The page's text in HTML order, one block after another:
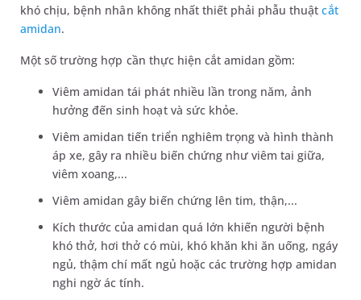
khó chịu, bệnh nhân không nhất thiết phải phẫu thuậtcắt
amidan.
Một số trường hợp cần thực hiện cắt amidan gồm:
Viêm amidan tái phát nhiều lần trong năm, ảnh
hưởng đến sinh hoạt và sức khỏe.
Viêm amidan tiến triển nghiêm trọng và hình thành
áp xe, gây ra nhiều biến chứng như viêm tai giữa,
viêm xoang,...
Viêm amidan gây biến chứng lên tim, thận,...
Kích thước của amidan quá lớn khiến người bệnh
khó thở, hơi thở có mùi, khó khăn khi ăn uống, ngáy
ngủ, thậm chí mất ngủ hoặc các trường hợp amidan
nghi ngờ ác tính.